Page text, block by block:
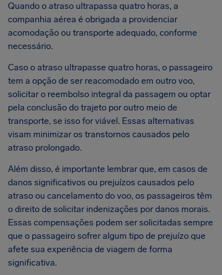
Quando o atraso ultrapassa quatro horas, a
companhia aérea é obrigada a providenciar
acomodação ou transporte adequado, conforme
necessário.
Caso o atraso ultrapasse quatro horas, o passageiro
tem a opção de ser reacomodado em outro voo,
solicitar o reembolso integral da passagem ou optar
pela conclusão do trajeto por outro meio de
transporte, se isso for viável. Essas alternativas
visam minimizar os transtornos causados pelo
atraso prolongado.
Além disso, é importante lembrar que, em casos de
danos significativos ou prejuízos causados pelo
atraso ou cancelamento do voo, os passageiros têm
o direito de solicitar indenizações por danos morais.
Essas compensações podem ser solicitadas sempre
que o passageiro sofrer algum tipo de prejuízo que
afete sua experiência de viagem de forma
significativa.